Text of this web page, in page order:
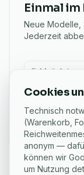
Einmal
Neue Modelle,
Jederzeit
E-Mail für
Ich möchte
Ratgebern
jeder E-Mail.
Cookies
Technisch
(Warenkorb,
anonym —
können wir
um Nutzung